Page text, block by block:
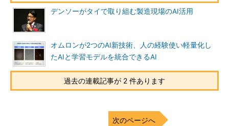
デンソーがタイで取り組む製造現場のAI活用
オムロンが2つのAI新技術、人の経験使い軽量化し
たAIと学習モデルを統合できるAI
過去の連載記事が 2 件あります
次のページへ